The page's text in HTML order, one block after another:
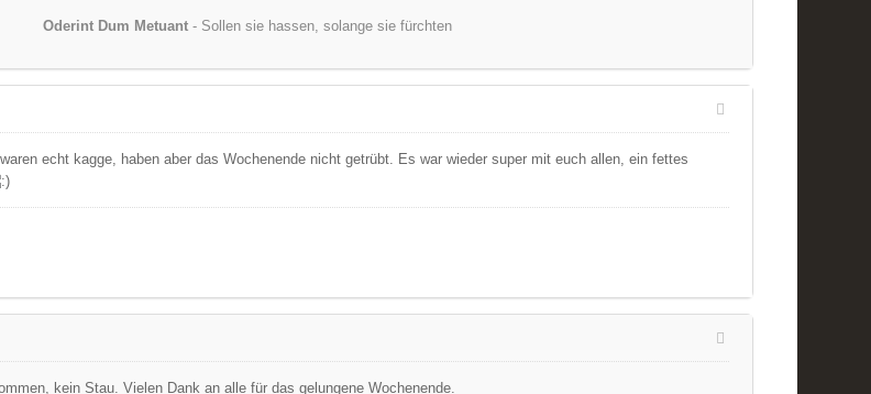
Oderint Dum Metuant - Sollen sie hassen, solange sie fürchten
echt kagge, haben aber das Wochenende nicht getrübt. Es war wieder super mit euch allen, ein fettes
kein Stau. Vielen Dank an alle für das gelungene Wochenende.